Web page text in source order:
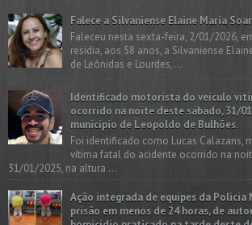
Falece a Silvaniense Elaine Maria
Faleceu nesta sexta-feira, 2/01/2026,
residia, aos 58 anos, a Silvaniense
de Leônidas e Lourdes,...
Identificado motorista do veículo
ocorrido na noite deste sábado, 31/
município de Leopoldo de Bulhões.
Foi identificado como Lucas Calazans,
vítima fatal do acidente ocorrido na
31/01/2025, na altura ...
Ação integrada de equipes da
prisão em menos de 24 horas, de